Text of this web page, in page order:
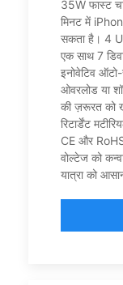
35W फास्ट
मिनट में
सकता है। 4
एक साथ 7
इनोवेटिव
ओवरलोड या
की ज़रूरत को
रिटार्डेंट
CE और
वोल्टेज को
यात्रा को